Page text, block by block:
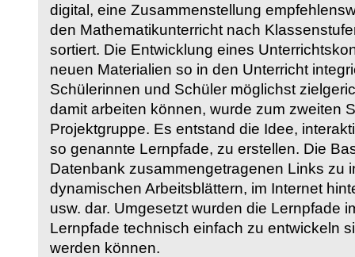
digital, eine Zusammenstellung
den Mathematikunterricht nach
sortiert. Die Entwicklung eines
neuen Materialien so in den Unterricht
Schülerinnen und Schüler möglichst
damit arbeiten können, wurde zum zweiten
Projektgruppe. Es entstand die Idee,
so genannte Lernpfade, zu erstellen. Die
Datenbank zusammengetragenen Links zu
dynamischen Arbeitsblättern, im Internet
usw. dar. Umgesetzt wurden die Lernpfade
Lernpfade technisch einfach zu entwickeln
werden können.